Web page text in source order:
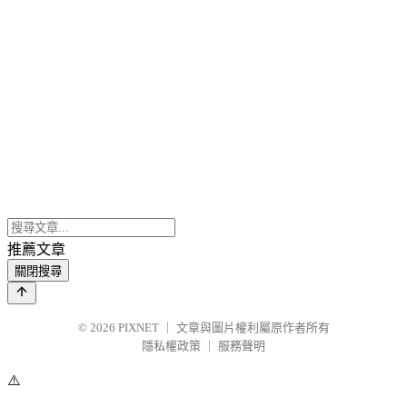
推薦文章
關閉搜尋
© 2026 PIXNET
文章與圖片權利屬原作者所有
隱私權政策
服務聲明
⚠️